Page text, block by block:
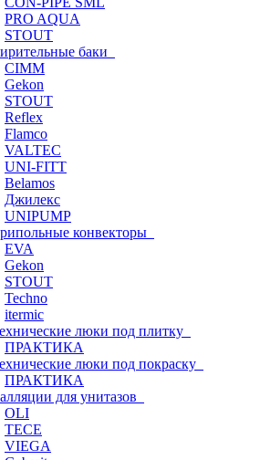
PRO AQUA
STOUT
баки
CIMM
Gekon
STOUT
Reflex
Flamco
VALTEC
UNI-FITT
Belamos
Джилекс
UNIPUMP
конвекторы
EVA
Gekon
STOUT
Techno
itermic
люки под плитку
ПРАКТИКА
люки под покраску
ПРАКТИКА
для унитазов
OLI
TECE
VIEGA